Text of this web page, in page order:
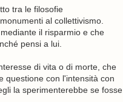
tra le filosofie
al collettivismo.
il risparmio e che
pensi a lui.
di vita o di morte, che
questione con l'intensità con
la sperimenterebbe se fosse